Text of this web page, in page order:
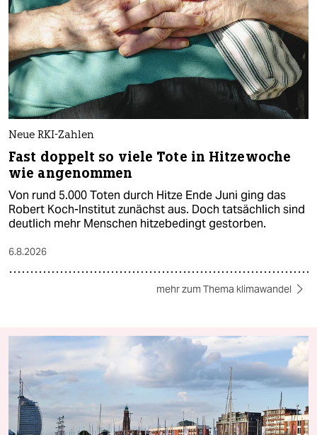
Neue RKI-Zahlen
Fast doppelt so viele Tote in Hitzewoche
wie angenommen
Von rund 5.000 Toten durch Hitze Ende Juni ging das
Robert Koch-Institut zunächst aus. Doch tatsächlich sind
deutlich mehr Menschen hitzebedingt gestorben.
6.8.2026
mehr zum Thema klimawandel